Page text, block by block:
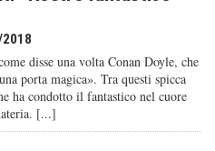
disse una volta Conan Doyle, che
porta magica». Tra questi spicca
ha condotto il fantastico nel cuore
[...]